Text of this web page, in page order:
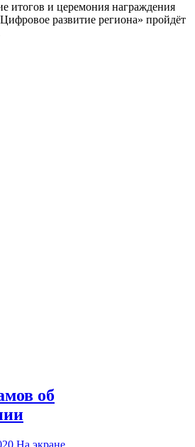
итогов и церемония награждения
развитие региона» пройдёт
об